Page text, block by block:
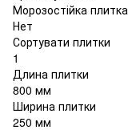
Морозостійка плитка
Нет
Сортувати плитки
1
Длина плитки
800 мм
Ширина плитки
250 мм